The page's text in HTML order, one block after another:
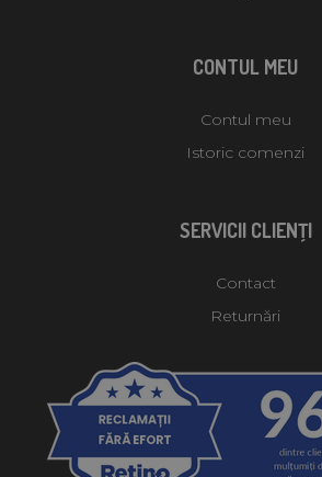
CONTUL MEU
Contul meu
Istoric comenzi
SERVICII CLIENŢI
Contact
Returnări